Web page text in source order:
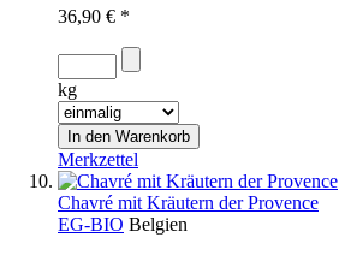
36,90 € *
kg
Merkzettel
Chavré mit Kräutern der Provence
EG-BIO Belgien